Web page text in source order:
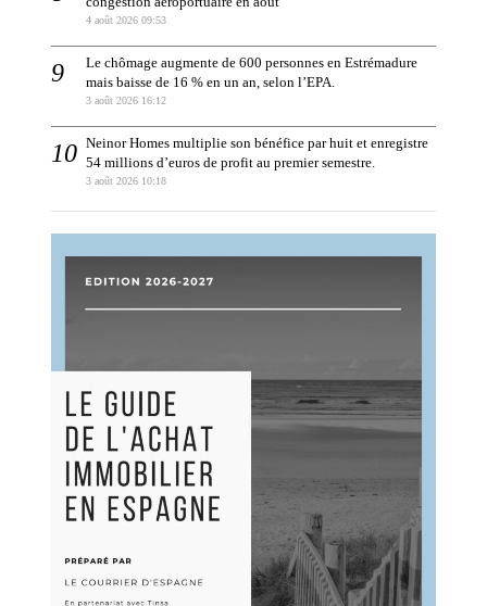
4 août 2026 09:53
Le chômage augmente de 600 personnes en Estrémadure
mais baisse de 16 % en un an, selon l’EPA.
3 août 2026 16:12
Neinor Homes multiplie son bénéfice par huit et enregistre
54 millions d’euros de profit au premier semestre.
3 août 2026 10:18